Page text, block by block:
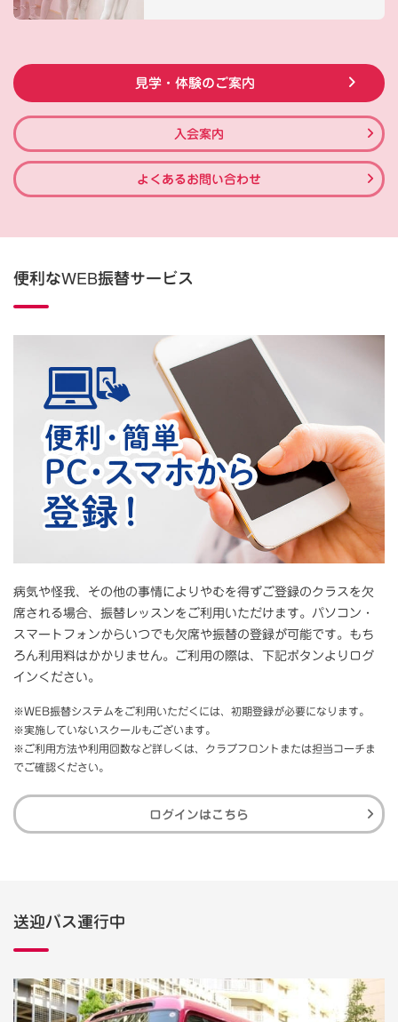
見学・体験のご案内
入会案内
よくあるお問い合わせ
便利なWEB振替サービス
病気や怪我、その他の事情によりやむを得ずご登録のクラスを欠
席される場合、振替レッスンをご利用いただけます。パソコン・
スマートフォンからいつでも欠席や振替の登録が可能です。もち
ろん利用料はかかりません。ご利用の際は、下記ボタンよりログ
インください。
※WEB振替システムをご利用いただくには、初期登録が必要になります。
※実施していないスクールもございます。
※ご利用方法や利用回数など詳しくは、クラブフロントまたは担当コーチま
でご確認ください。
ログインはこちら
送迎バス運行中